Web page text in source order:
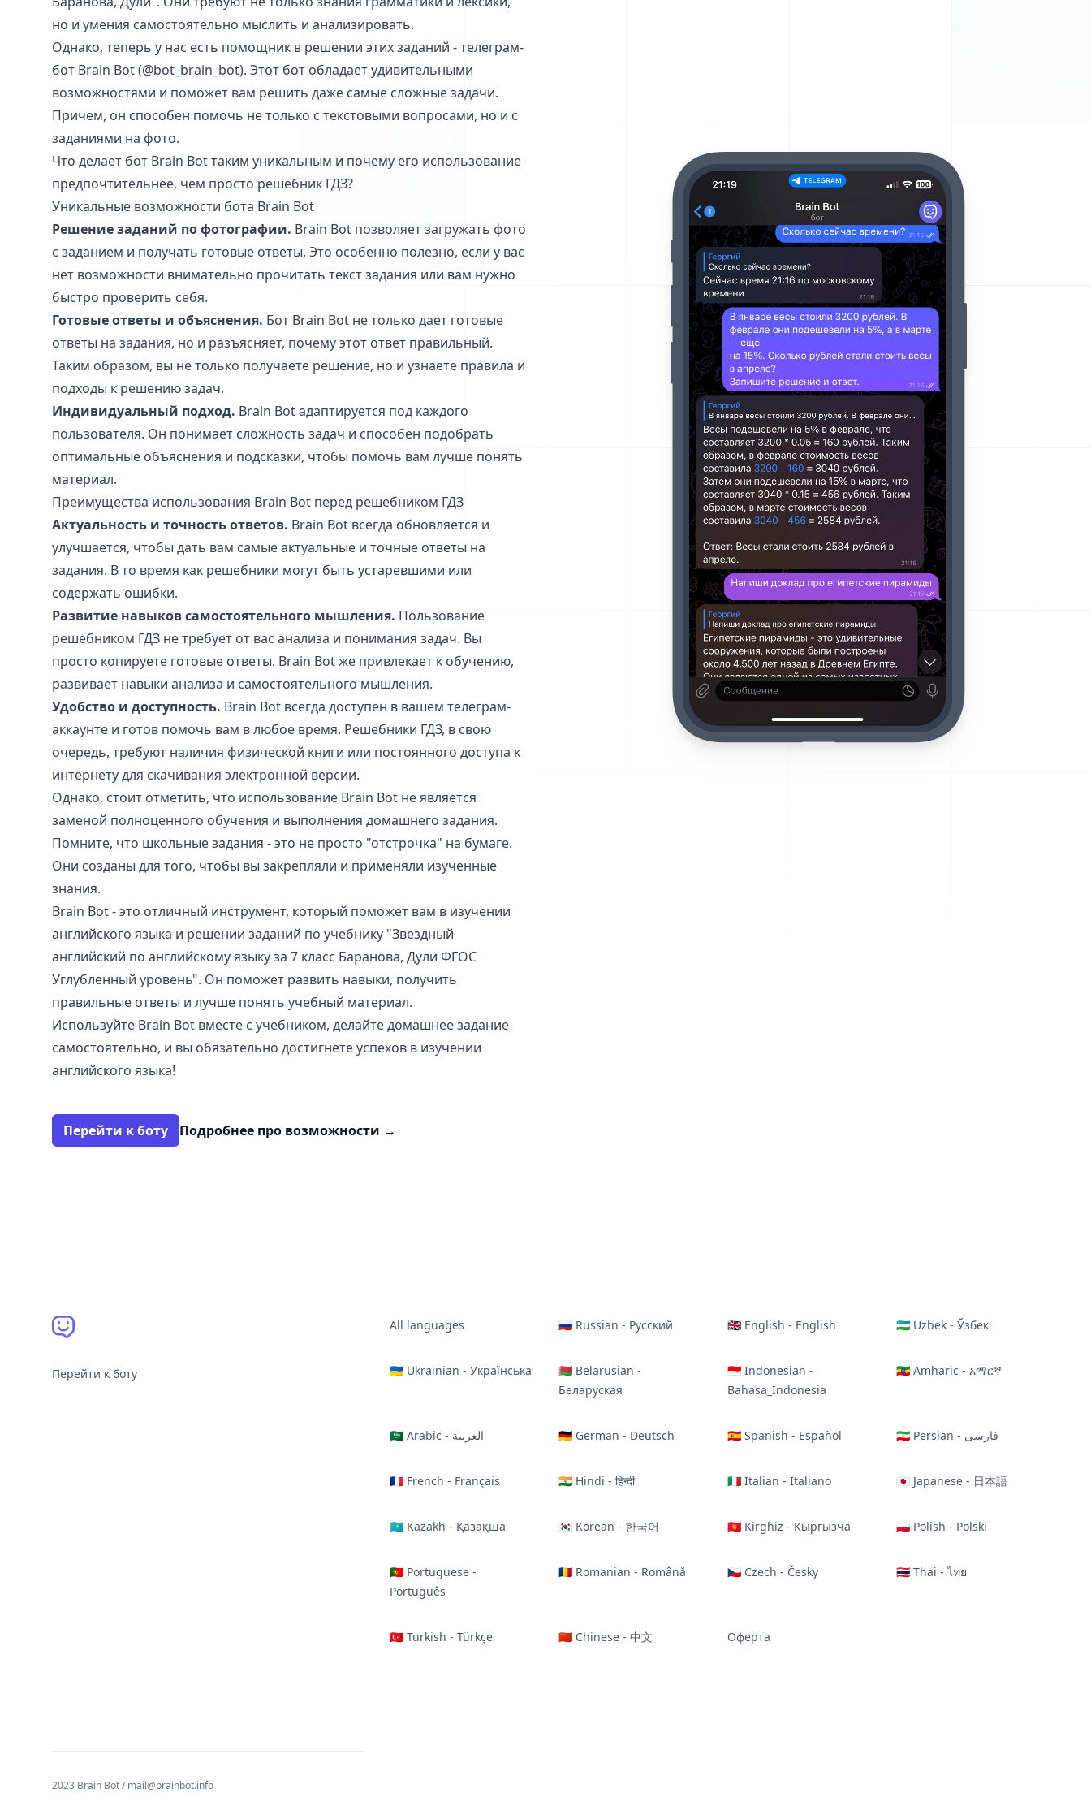
но и умения самостоятельно мыслить и анализировать.
Однако, теперь у нас есть помощник в решении этих заданий - телеграм-
бот Brain Bot (@bot_brain_bot). Этот бот обладает удивительными
возможностями и поможет вам решить даже самые сложные задачи.
Причем, он способен помочь не только с текстовыми вопросами, но и с
заданиями на фото.
Что делает бот Brain Bot таким уникальным и почему его использование
предпочтительнее, чем просто решебник ГДЗ?
Уникальные возможности бота Brain Bot
Решение заданий по фотографии. Brain Bot позволяет загружать фото
с заданием и получать готовые ответы. Это особенно полезно, если у вас
нет возможности внимательно прочитать текст задания или вам нужно
быстро проверить себя.
Готовые ответы и объяснения. Бот Brain Bot не только дает готовые
ответы на задания, но и разъясняет, почему этот ответ правильный.
Таким образом, вы не только получаете решение, но и узнаете правила и
подходы к решению задач.
Индивидуальный подход. Brain Bot адаптируется под каждого
пользователя. Он понимает сложность задач и способен подобрать
оптимальные объяснения и подсказки, чтобы помочь вам лучше понять
материал.
Преимущества использования Brain Bot перед решебником ГДЗ
Актуальность и точность ответов. Brain Bot всегда обновляется и
улучшается, чтобы дать вам самые актуальные и точные ответы на
задания. В то время как решебники могут быть устаревшими или
содержать ошибки.
Развитие навыков самостоятельного мышления. Пользование
решебником ГДЗ не требует от вас анализа и понимания задач. Вы
просто копируете готовые ответы. Brain Bot же привлекает к обучению,
развивает навыки анализа и самостоятельного мышления.
Удобство и доступность. Brain Bot всегда доступен в вашем телеграм-
аккаунте и готов помочь вам в любое время. Решебники ГДЗ, в свою
очередь, требуют наличия физической книги или постоянного доступа к
интернету для скачивания электронной версии.
Однако, стоит отметить, что использование Brain Bot не является
заменой полноценного обучения и выполнения домашнего задания.
Помните, что школьные задания - это не просто "отстрочка" на бумаге.
Они созданы для того, чтобы вы закрепляли и применяли изученные
знания.
Brain Bot - это отличный инструмент, который поможет вам в изучении
английского языка и решении заданий по учебнику "Звездный
английский по английскому языку за 7 класс Баранова, Дули ФГОС
Углубленный уровень". Он поможет развить навыки, получить
правильные ответы и лучше понять учебный материал.
Используйте Brain Bot вместе с учебником, делайте домашнее задание
самостоятельно, и вы обязательно достигнете успехов в изучении
английского языка!
Перейти к боту Подробнее про возможности →
Перейти к боту
All languages 🇷🇺 Russian - Русский 🇬🇧 English - English 🇺🇿 Uzbek - Ўзбек
🇺🇦 Ukrainian - Українська
🇧🇾 Belarusian -
Беларуская
🇮🇩 Indonesian -
Bahasa_Indonesia
🇪🇹 Amharic - አማርኛ
🇸🇦 Arabic - العربية 🇩🇪 German - Deutsch 🇪🇸 Spanish - Español 🇮🇷 Persian - فارسی
🇫🇷 French - Français 🇮🇳 Hindi - हिन्दी 🇮🇹 Italian - Italiano 🇯🇵 Japanese - 日本語
🇰🇿 Kazakh - Қазақша 🇰🇷 Korean - 한국어 🇰🇬 Kirghiz - Кыргызча 🇵🇱 Polish - Polski
🇵🇹 Portuguese -
Português
🇷🇴 Romanian - Română 🇨🇿 Czech - Česky 🇹🇭 Thai - ไทย
🇹🇷 Turkish - Türkçe 🇨🇳 Chinese - 中文 Оферта
2023 Brain Bot /mail@brainbot.info